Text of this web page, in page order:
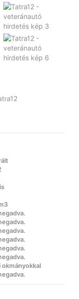
okmányokkal